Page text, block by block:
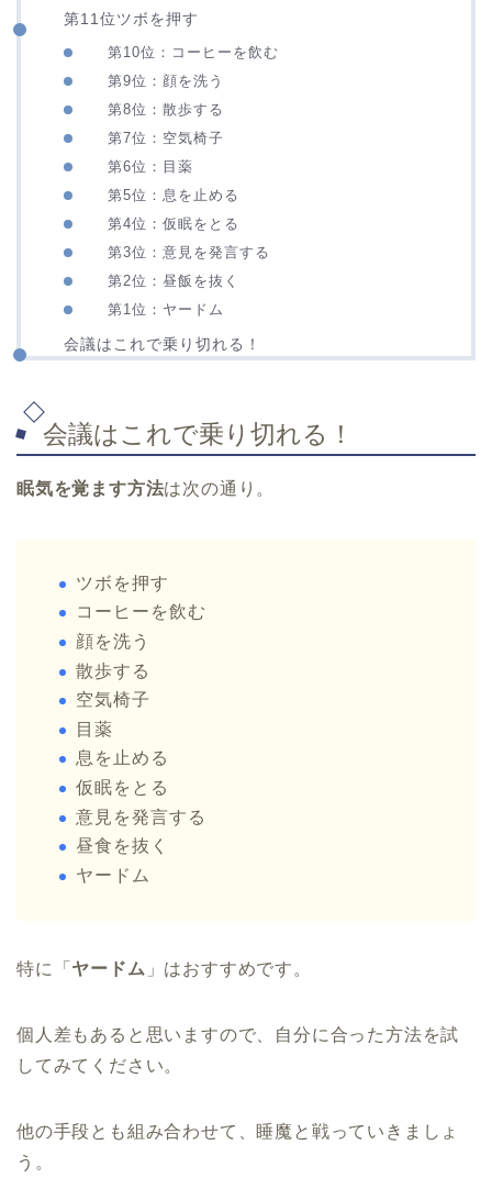
第11位ツボを押す
第10位：コーヒーを飲む
第9位：顔を洗う
第8位：散歩する
第7位：空気椅子
第6位：目薬
第5位：息を止める
第4位：仮眠をとる
第3位：意見を発言する
第2位：昼飯を抜く
第1位：ヤードム
会議はこれで乗り切れる！
会議はこれで乗り切れる！
眠気を覚ます方法は次の通り。
ツボを押す
コーヒーを飲む
顔を洗う
散歩する
空気椅子
目薬
息を止める
仮眠をとる
意見を発言する
昼食を抜く
ヤードム
特に「 ヤードム 」はおすすめです。
個人差もあると思いますので、自分に合った方法を試
してみてください。
他の手段とも組み合わせて、睡魔と戦っていきましょ
う。